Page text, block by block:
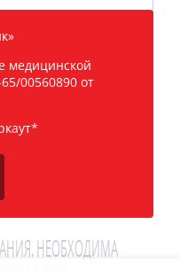
медицинской
00560890 от
НЕОБХОДИМА